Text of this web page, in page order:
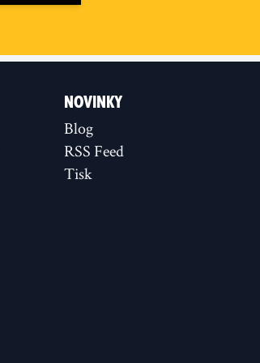
NOVINKY
Blog
RSS Feed
Tisk